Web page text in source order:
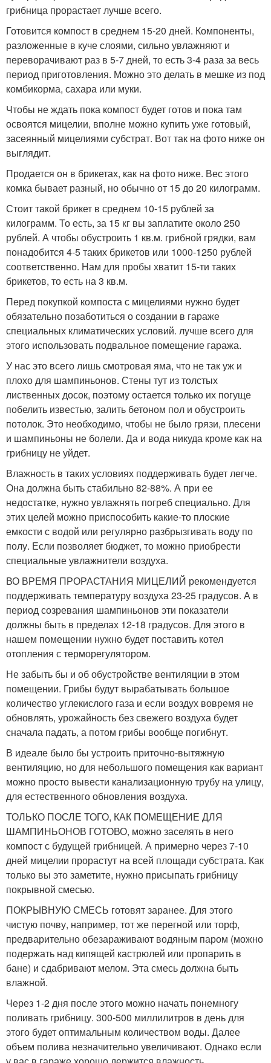
грибница прорастает лучше всего.
Готовится компост в среднем 15-20 дней. Компоненты,
разложенные в куче слоями, сильно увлажняют и
переворачивают раз в 5-7 дней, то есть 3-4 раза за весь
период приготовления. Можно это делать в мешке из под
комбикорма, сахара или муки.
Чтобы не ждать пока компост будет готов и пока там
освоятся мицелии, вполне можно купить уже готовый,
засеянный мицелиями субстрат. Вот так на фото ниже он
выглядит.
Продается он в брикетах, как на фото ниже. Вес этого
комка бывает разный, но обычно от 15 до 20 килограмм.
Стоит такой брикет в среднем 10-15 рублей за
килограмм. То есть, за 15 кг вы заплатите около 250
рублей. А чтобы обустроить 1 кв.м. грибной грядки, вам
понадобится 4-5 таких брикетов или 1000-1250 рублей
соответственно. Нам для пробы хватит 15-ти таких
брикетов, то есть на 3 кв.м.
Перед покупкой компоста с мицелиями нужно будет
обязательно позаботиться о создании в гараже
специальных климатических условий. лучше всего для
этого использовать подвальное помещение гаража.
У нас это всего лишь смотровая яма, что не так уж и
плохо для шампиньонов. Стены тут из толстых
лиственных досок, поэтому остается только их погуще
побелить известью, залить бетоном пол и обустроить
потолок. Это необходимо, чтобы не было грязи, плесени
и шампиньоны не болели. Да и вода никуда кроме как на
грибницу не уйдет.
Влажность в таких условиях поддерживать будет легче.
Она должна быть стабильно 82-88%. А при ее
недостатке, нужно увлажнять погреб специально. Для
этих целей можно приспособить какие-то плоские
емкости с водой или регулярно разбрызгивать воду по
полу. Если позволяет бюджет, то можно приобрести
специальные увлажнители воздуха.
ВО ВРЕМЯ ПРОРАСТАНИЯ МИЦЕЛИЙ рекомендуется
поддерживать температуру воздуха 23-25 градусов. А в
период созревания шампиньонов эти показатели
должны быть в пределах 12-18 градусов. Для этого в
нашем помещении нужно будет поставить котел
отопления с терморегулятором.
Не забыть бы и об обустройстве вентиляции в этом
помещении. Грибы будут вырабатывать большое
количество углекислого газа и если воздух вовремя не
обновлять, урожайность без свежего воздуха будет
сначала падать, а потом грибы вообще погибнут.
В идеале было бы устроить приточно-вытяжную
вентиляцию, но для небольшого помещения как вариант
можно просто вывести канализационную трубу на улицу,
для естественного обновления воздуха.
ТОЛЬКО ПОСЛЕ ТОГО, КАК ПОМЕЩЕНИЕ ДЛЯ
ШАМПИНЬОНОВ ГОТОВО, можно заселять в него
компост с будущей грибницей. А примерно через 7-10
дней мицелии прорастут на всей площади субстрата. Как
только вы это заметите, нужно присыпать грибницу
покрывной смесью.
ПОКРЫВНУЮ СМЕСЬ готовят заранее. Для этого
чистую почву, например, тот же перегной или торф,
предварительно обезараживают водяным паром (можно
подержать над кипящей кастрюлей или пропарить в
бане) и сдабривают мелом. Эта смесь должна быть
влажной.
Через 1-2 дня после этого можно начать понемногу
поливать грибницу. 300-500 миллилитров в день для
этого будет оптимальным количеством воды. Далее
объем полива незначительно увеличивают. Однако если